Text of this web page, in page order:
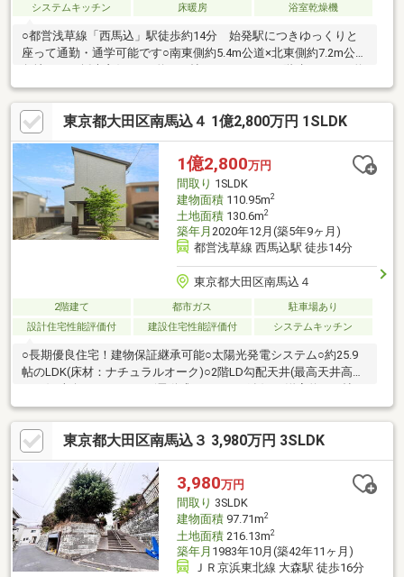
システムキッチン
床暖房 浴室乾燥機
○都営浅草線「西馬込」駅徒歩約14分 始発駅につきゆっくりと
座って通勤・通学可能です○南東側約5.4m公道×北東側約7.2m公道
6.5帖の開放的なルーフバルコニー付き○暮らしを快適にする充実
の設備仕様・床暖房・EV車充電設備・浴室暖房乾燥機・24時間換
気システム 等○屋根裏収納など各所に豊富な収納スペース付き
で すっきりと暮らせます○ご都合に合わせてご見学いただけま
す。 お気軽にお問い合わせください！
東京都大田区南馬込４ 1億2,800万円 1SLDK
1億2,800万円
間取り 1SLDK
建物面積110.95m2
土地面積130.6m2
築年月 2020年12月(築5年9ヶ月)
都営浅草線 西馬込駅 徒歩14分
東京都大田区南馬込４
2階建て 都市ガス
駐車場あり
設計住宅性能評価付
建設住宅性能評価付 システムキッチン
○長期優良住宅！建物保証継承可能○太陽光発電システム○約25.9
帖のLDK(床材：ナチュラルオーク)○2階LD勾配天井(最高天井高約
約3.5帖のウォークインクローゼット○約1.5帖のエントランスクロ
ーゼット○約7.4帖の小屋裏収納○LDK床暖房(ガス)有 ○対面ペニ
ンシュラキッチン(食洗機、ビルトイン浄水器)○LIXIL1616サイズ
のシステムバス〇太陽光発電システム〇エネファーム〇クロス新
規貼替(2026年4月)〇カースペースにEV充電スタンド有〇カースペ
ース全長約4900mm、全幅約2800mm
東京都大田区南馬込３ 3,980万円 3SLDK
3,980万円
間取り 3SLDK
建物面積97.71m2
土地面積216.13m2
築年月 1983年10月(築42年11ヶ月)
ＪＲ京浜東北線 大森駅 徒歩16分